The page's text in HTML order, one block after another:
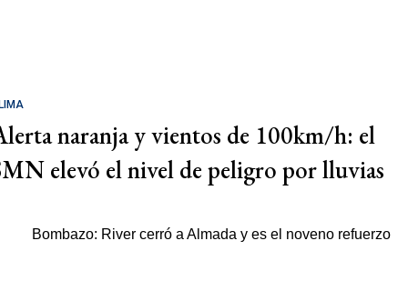
naranja y vientos de 100km/h: el
elevó el nivel de peligro por lluvias